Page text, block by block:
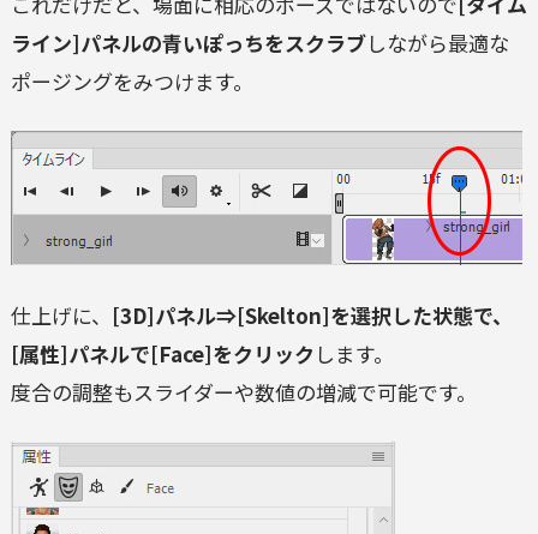
ライン]パネルの青いぽっちをスクラブしながら最適な
ポージングをみつけます。
仕上げに、 [3D]パネル⇒[Skelton]を選択した状態で、
[属性]パネルで[Face]をクリック します。
度合の調整もスライダーや数値の増減で可能です。